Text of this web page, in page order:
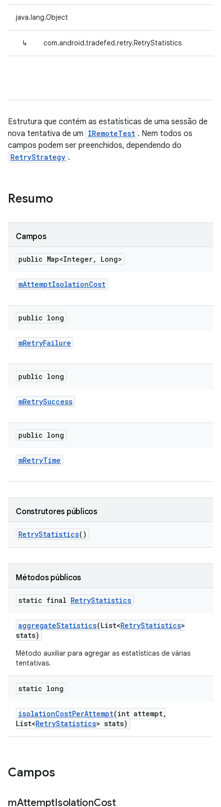
java.lang.Object
↳ com.android.tradefed.retry.RetryStatistics
Estrutura que contém as estatísticas de uma sessão de
nova tentativa de um IRemoteTest . Nem todos os
campos podem ser preenchidos, dependendo do
RetryStrategy .
Resumo
Campos
public Map<Integer, Long>
mAttemptIsolationCost
public long
mRetryFailure
public long
mRetrySuccess
public long
mRetryTime
Construtores públicos
RetryStatistics()
Métodos públicos
static final RetryStatistics
aggregateStatistics(List<RetryStatistics>
stats)
Método auxiliar para agregar as estatísticas de várias
tentativas.
static long
isolationCostPerAttempt(int attempt,
List<RetryStatistics> stats)
Campos
mAttemptIsolationCost